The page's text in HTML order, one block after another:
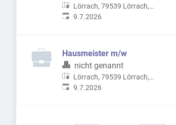
Lörrach, 79539 Lörrach,
Deutschland
Veröffentlicht
9.7.2026
Hausmeister m/w
nicht genannt
Lörrach, 79539 Lörrach,
Deutschland
Veröffentlicht
9.7.2026